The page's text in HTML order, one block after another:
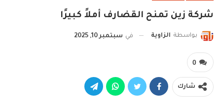
شركة زين تمنح القضارف أملاً كبيرًا
بواسطة الزاوية في سبتمبر 10, 2025
0
شارك